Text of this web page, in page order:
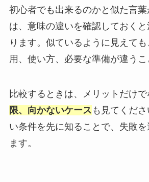
初心者でも出来るのかと似た言
は、意味の違いを確認しておく
ります。似ているように見えて
用、使い方、必要な準備が違うこ
比較するときは、メリットだけで
限、向かないケース も見てくだ
い条件を先に知ることで、失敗を
ます。